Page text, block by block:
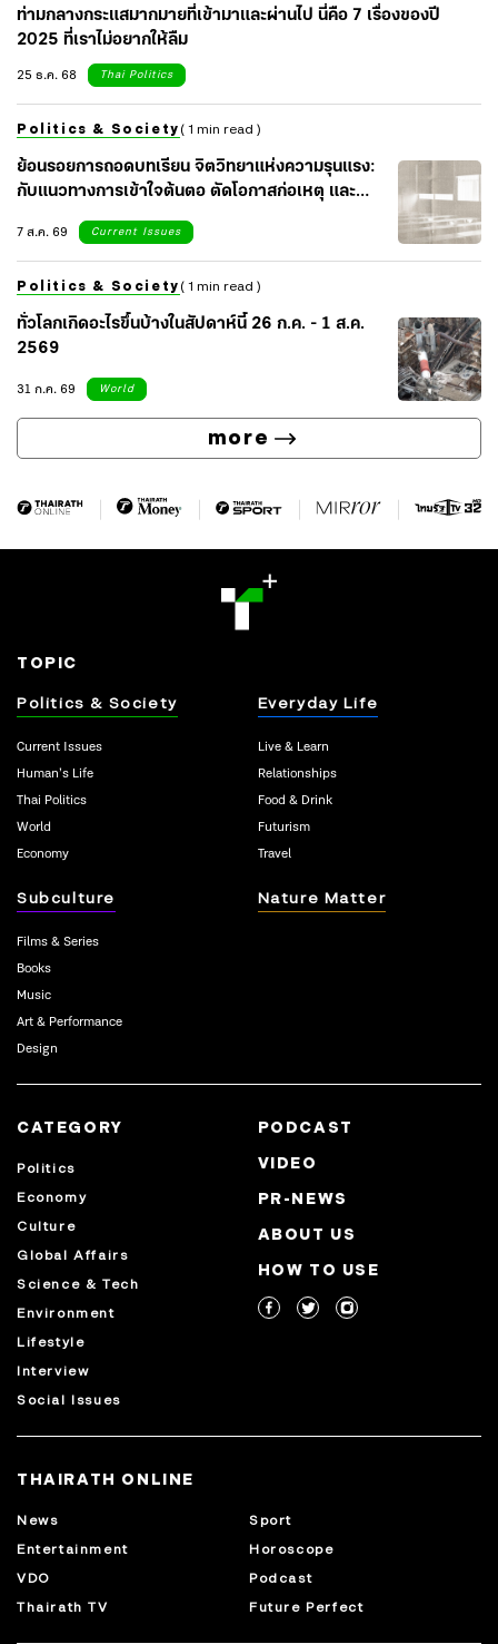
ท่ามกลางกระแสมากมายที่เข้ามาและผ่านไป นี่คือ 7 เรื่องของปี
2025 ที่เราไม่อยากให้ลืม
25 ธ.ค. 68
Thai Politics
Politics & Society ( 1 min read )
ย้อนรอยการถอดบทเรียน จิตวิทยาแห่งความรุนแรง:
กับแนวทางการเข้าใจต้นตอ ตัดโอกาสก่อเหตุ และ
เยียวยาจิตใจสังคม
7 ส.ค. 69 Current Issues
Politics & Society ( 1 min read )
ทั่วโลกเกิดอะไรขึ้นบ้างในสัปดาห์นี้ 26 ก.ค. - 1 ส.ค.
2569
31 ก.ค. 69
World
more
TOPIC
Politics & Society
Current Issues
Human’s Life
Thai Politics
World
Economy
Everyday Life
Live & Learn
Relationships
Food & Drink
Futurism
Travel
Subculture
Films & Series
Books
Music
Art & Performance
Design
Nature Matter
CATEGORY
Politics
Economy
Culture
Global Affairs
Science & Tech
Environment
Lifestyle
Interview
Social Issues
PODCAST
VIDEO
PR-NEWS
ABOUT US
HOW TO USE
THAIRATH ONLINE
News
Sport
Entertainment
Horoscope
VDO
Podcast
Thairath TV
Future Perfect